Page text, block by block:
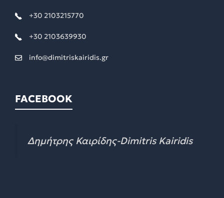
+30 2103215770
+30 2103639930
info@dimitriskairidis.gr
FACEBOOK
Δημήτρης Καιρίδης-Dimitris Kairidis